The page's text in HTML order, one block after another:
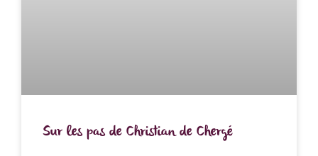
Sur les pas de Christian de Chergé